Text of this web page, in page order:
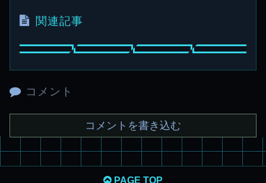
関連記事
コメント
コメントを書き込む
PAGE TOP